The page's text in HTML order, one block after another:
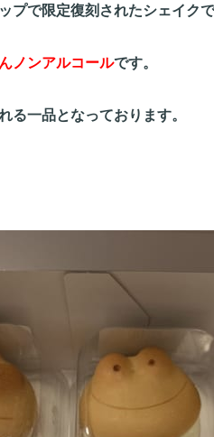
プで限定復刻されたシェイク
ノンアルコールです。
る一品となっております。